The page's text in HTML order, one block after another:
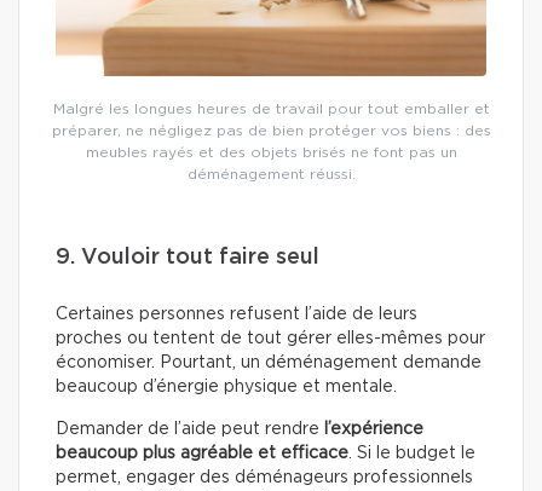
Malgré les longues heures de travail pour tout emballer et
préparer, ne négligez pas de bien protéger vos biens : des
meubles rayés et des objets brisés ne font pas un
déménagement réussi.
9. Vouloir tout faire seul
Certaines personnes refusent l’aide de leurs
proches ou tentent de tout gérer elles-mêmes pour
économiser. Pourtant, un déménagement demande
beaucoup d’énergie physique et mentale.
Demander de l’aide peut rendre l’expérience
beaucoup plus agréable et efficace. Si le budget le
permet, engager des déménageurs professionnels